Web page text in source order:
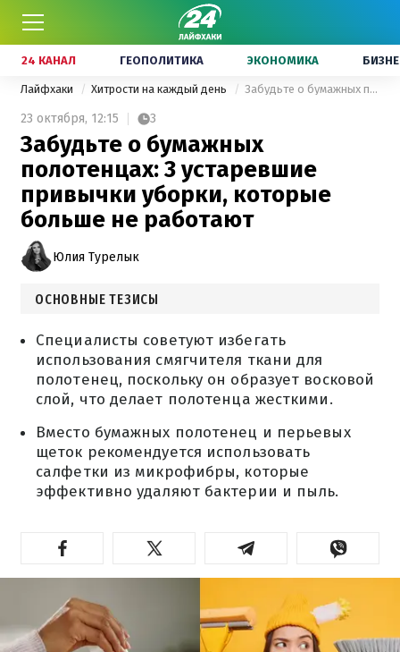
24 КАНАЛ ГЕОПОЛИТИКА ЭКОНОМИКА
Лайфхаки Хитрости на каждый день Забудьте о бумажных полотенцах: 3 устаревшие привычки уборки, которые больше не работают
23 октября, 12:15 3
Забудьте о бумажных
полотенцах: 3 устаревшие
привычки уборки, которые
больше не работают
Юлия Турелык
ОСНОВНЫЕ ТЕЗИСЫ
Специалисты советуют избегать
использования смягчителя ткани для
полотенец, поскольку он образует восковой
слой, что делает полотенца жесткими.
Вместо бумажных полотенец и перьевых
щеток рекомендуется использовать
салфетки из микрофибры, которые
эффективно удаляют бактерии и пыль.